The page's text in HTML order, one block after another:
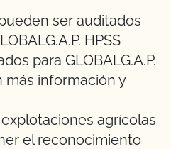
ser auditados
HPSS
para GLOBALG.A.P.
más información y
agrícolas
el reconocimiento